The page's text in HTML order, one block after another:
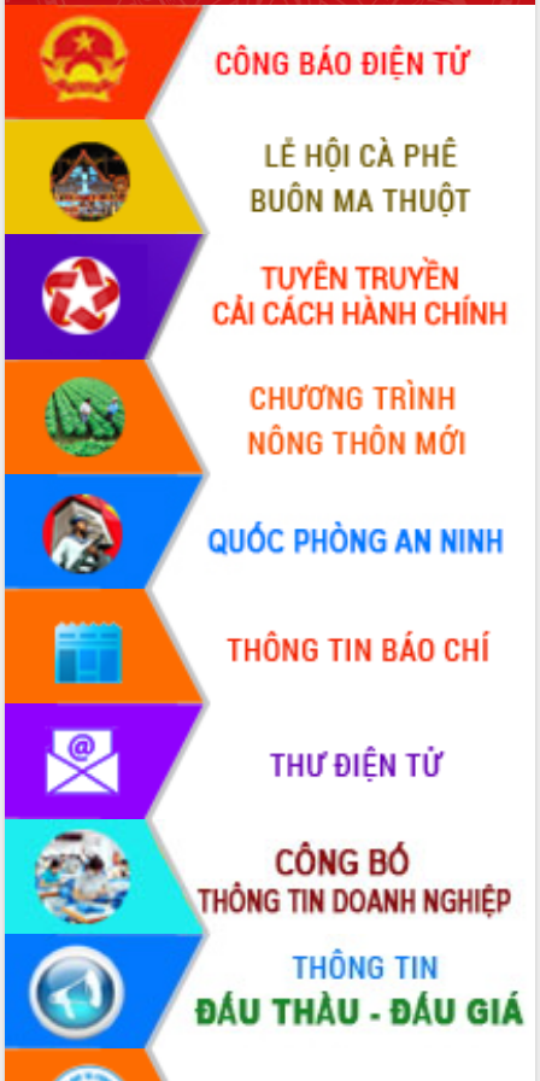
món ăn từ sầu riêng
Đắk Lắk công bố Quy hoạch và xúc
tiến đầu tư tỉnh
Ngành cá ngừ Đắk Lắk chủ động thích
ứng để giữ vững thị trường xuất khẩu
Diễn đàn Kinh tế tư nhân Việt Nam đột
phá cơ chế - Hợp tác công tư
Đề án 06 tạo bước ngoặt đột phá trong
cải cách hành chính tỉnh Đắk Lắk
Kết nối tour, đẩy mạnh chuyển đổi số
để phát triển du lịch Đắk Lắk
Khởi động Dự án Đầu tư xây dựng hạ
tầng kỹ thuật Cụm công nghiệp Tân
Tiến
Gặp mặt các cơ quan báo chí nhân Kỷ
niệm 101 năm Ngày Báo chí Cách
mạng Việt Nam
Đắk Lắk sơ kết 4 năm triển khai thực
hiện Đề án 06 của Chính phủ
Họp báo thông tin về Hội nghị Công bố
Quy hoạch và Xúc tiến đầu tư tỉnh Đắk
Khơi thông điểm nghẽn, đẩy nhanh
giải ngân vốn khắc phục thiên tai
HĐND tỉnh thông qua điều chỉnh Quy
hoạch tỉnh thời kỳ 2021-2030
Hội thảo góp ý hồ sơ điều chỉnh quy
hoạch tỉnh Đắk Lắk thời kỳ 2021-2030,
tầm nhìn đến năm 2050
Nâng cao hiệu quả hoạt động của các
doanh nghiệp nhà nước
Hội nghị triển khai kết nối mạng
truyền số liệu chuyên dùng phục vụ cơ
quan Đảng, Nhà nước
Lễ phát động chuỗi hoạt động chung
tay làm sạch môi trường
Xã Ea Kar bước chuyển mình trong
công tác cải cách hành chính mô hình
mới
UBND tỉnh họp báo định kỳ tháng 4
năm 2026